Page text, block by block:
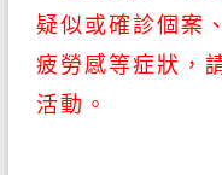
疑似或確診個案
疲勞感等症狀，
活動。